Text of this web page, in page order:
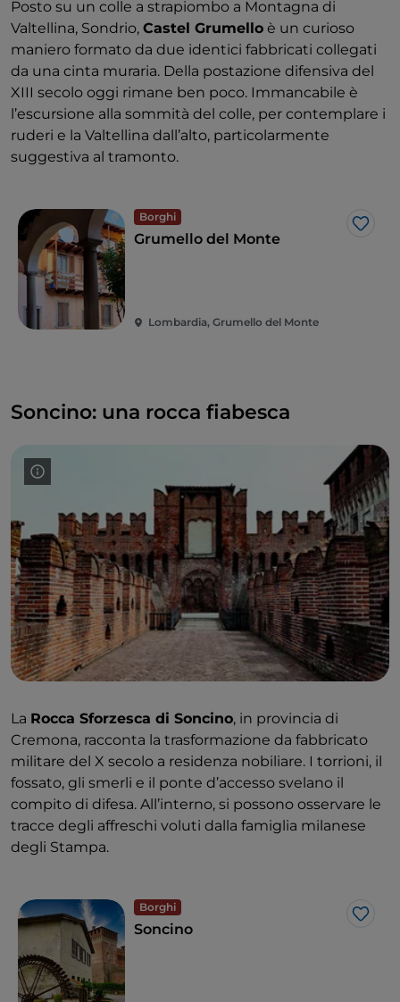
Posto su un colle a strapiombo a Montagna di
Valtellina, Sondrio, Castel Grumello è un curioso
maniero formato da due identici fabbricati collegati
da una cinta muraria. Della postazione difensiva del
XIII secolo oggi rimane ben poco. Immancabile è
l’escursione alla sommità del colle, per contemplare i
ruderi e la Valtellina dall’alto, particolarmente
suggestiva al tramonto.
Borghi
Like
Grumello del Monte
Lombardia, Grumello del Monte
Soncino: una rocca fiabesca
La Rocca Sforzesca di Soncino, in provincia di
Cremona, racconta la trasformazione da fabbricato
militare del X secolo a residenza nobiliare. I torrioni, il
fossato, gli smerli e il ponte d’accesso svelano il
compito di difesa. All’interno, si possono osservare le
tracce degli affreschi voluti dalla famiglia milanese
degli Stampa.
Borghi
Like
Soncino